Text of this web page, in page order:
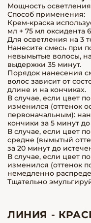
Мощность
Способ применения:
Крем-краска
мл + 75 мл оксидента
Для осветления на 3
Нанесите смесь при
невымытые волосы,
выдержки 35 минут.
Порядок нанесения
волос зависит от
длине и на кончиках.
В случае, если цвет
изменился (оттенок
первоначальным):
кончики за 5 минут
В случае, если цвет
средне (вымытый
за 20 минут до
В случае, если цвет
изменился (оттенок
немедленно
Тщательно
ЛИНИЯ -